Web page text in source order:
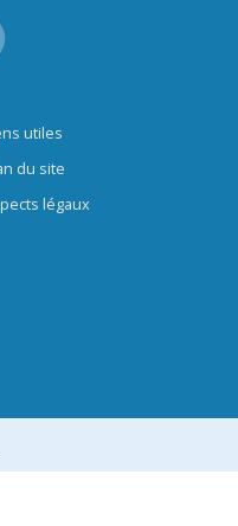
utiles
du site
légaux